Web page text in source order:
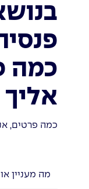
כמה
כמה פרטים,
מה מעניין